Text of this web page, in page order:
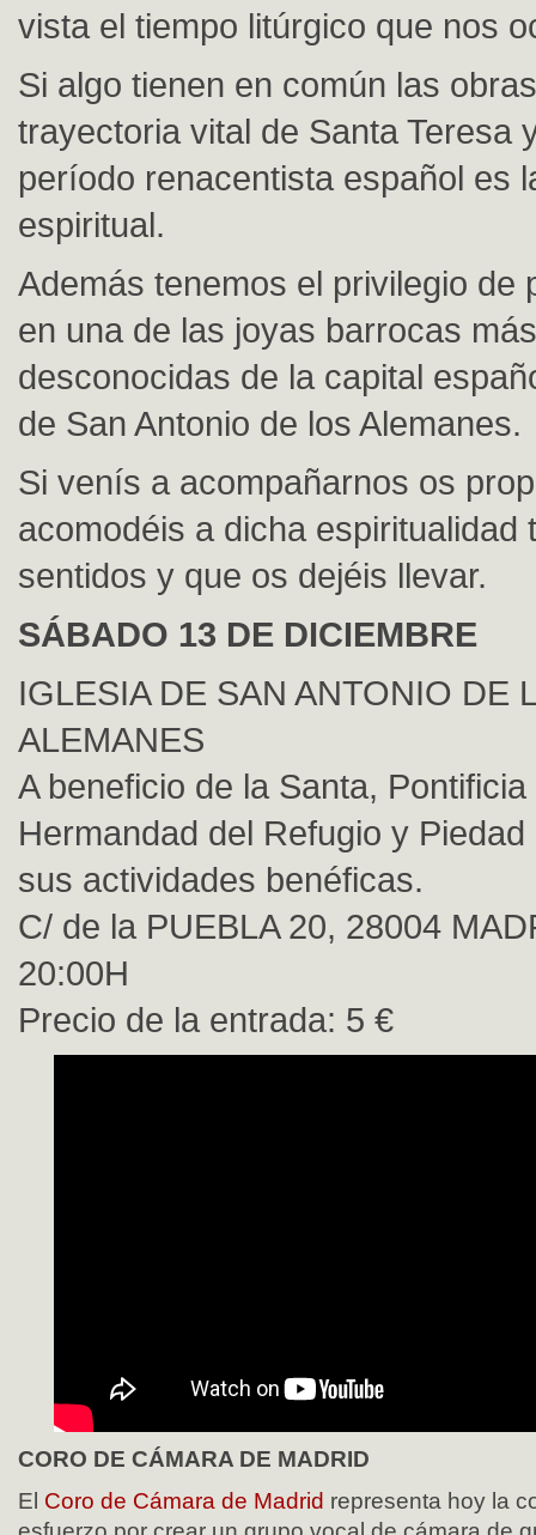
vista el tiempo litúrgico que nos
Si algo tienen en común las
trayectoria vital de Santa Teresa
período renacentista español es
espiritual.
Además tenemos el privilegio de
en una de las joyas barrocas
desconocidas de la capital
de San Antonio de los Alemanes.
Si venís a acompañarnos os
acomodéis a dicha espiritualidad
sentidos y que os dejéis llevar.
SÁBADO 13 DE DICIEMBRE
IGLESIA DE SAN ANTONIO DE
ALEMANES
A beneficio de la Santa,
Hermandad del Refugio y
sus actividades benéficas.
C/ de la PUEBLA 20, 28004
20:00H
Precio de la entrada: 5 €
CORO DE CÁMARA DE MADRID
El Coro de Cámara de Madrid representa hoy la